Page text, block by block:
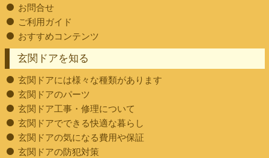
お問合せ
ご利用ガイド
おすすめコンテンツ
玄関ドアを知る
玄関ドアには様々な種類があります
玄関ドアのパーツ
玄関ドア工事・修理について
玄関ドアでできる快適な暮らし
玄関ドアの気になる費用や保証
玄関ドアの防犯対策